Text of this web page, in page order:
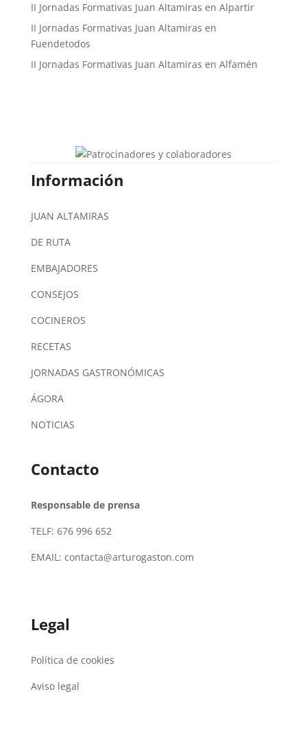
II Jornadas Formativas Juan Altamiras en Alpartir
II Jornadas Formativas Juan Altamiras en
Fuendetodos
II Jornadas Formativas Juan Altamiras en Alfamén
Información
JUAN ALTAMIRAS
DE RUTA
EMBAJADORES
CONSEJOS
COCINEROS
RECETAS
JORNADAS GASTRONÓMICAS
ÁGORA
NOTICIAS
Contacto
Responsable de prensa
TELF: 676 996 652
EMAIL: contacta@arturogaston.com
Legal
Política de cookies
Aviso legal